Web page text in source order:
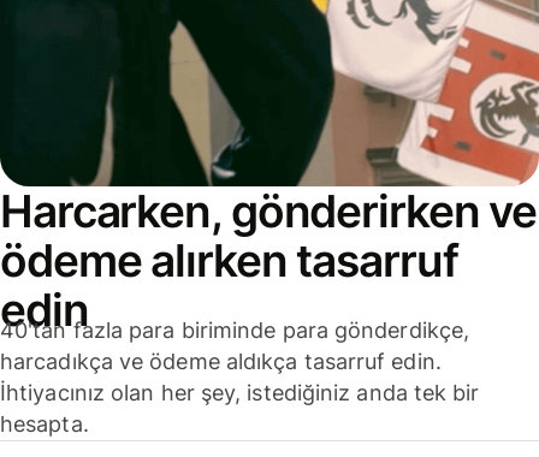
Harcarken, gönderirken ve
ödeme alırken tasarruf
edin
40'tan fazla para biriminde para gönderdikçe,
harcadıkça ve ödeme aldıkça tasarruf edin.
İhtiyacınız olan her şey, istediğiniz anda tek bir
hesapta.